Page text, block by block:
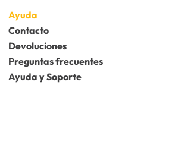
Ayuda
Contacto
Devoluciones
Preguntas frecuentes
Ayuda y Soporte